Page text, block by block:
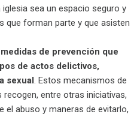
sea un espacio seguro y
que forman parte y que asisten
de prevención que
de actos delictivos,
sexual. Estos mecanismos de
entre otras iniciativas,
abuso y maneras de evitarlo,